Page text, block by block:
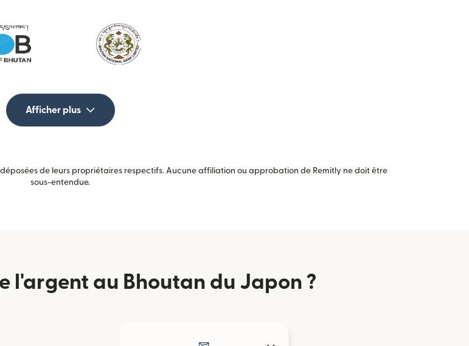
Afficher plus
de leurs propriétaires respectifs. Aucune affiliation ou approbation de Remitly ne doit être
sous-entendue.
l'argent au Bhoutan du Japon ?